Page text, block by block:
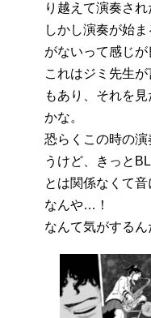
り越えて演奏され
しかし演奏が始
がないって感じ
これはジミ先生
もあり、それを
かな。
恐らくこの時の
うけど、きっと
とは関係なくて
なんや…！
なんて気がするん